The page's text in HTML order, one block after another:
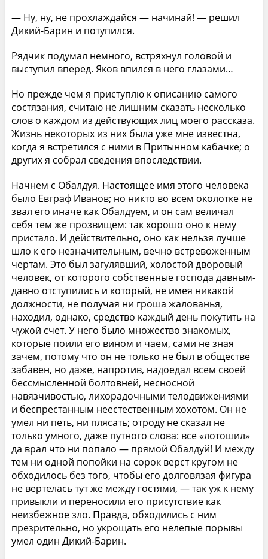
— Ну, ну, не прохлаждайся — начинай! — решил
Дикий-Барин и потупился.
Рядчик подумал немного, встряхнул головой и
выступил вперед. Яков впился в него глазами…
Но прежде чем я приступлю к описанию самого
состязания, считаю не лишним сказать несколько
слов о каждом из действующих лиц моего рассказа.
Жизнь некоторых из них была уже мне известна,
когда я встретился с ними в Притынном кабачке; о
других я собрал сведения впоследствии.
Начнем с Обалдуя. Настоящее имя этого человека
было Евграф Иванов; но никто во всем околотке не
звал его иначе как Обалдуем, и он сам величал
себя тем же прозвищем: так хорошо оно к нему
пристало. И действительно, оно как нельзя лучше
шло к его незначительным, вечно встревоженным
чертам. Это был загулявший, холостой дворовый
человек, от которого собственные господа давным-
давно отступились и который, не имея никакой
должности, не получая ни гроша жалованья,
находил, однако, средство каждый день покутить на
чужой счет. У него было множество знакомых,
которые поили его вином и чаем, сами не зная
зачем, потому что он не только не был в обществе
забавен, но даже, напротив, надоедал всем своей
бессмысленной болтовней, несносной
навязчивостью, лихорадочными телодвижениями
и беспрестанным неестественным хохотом. Он не
умел ни петь, ни плясать; отроду не сказал не
только умного, даже путного слова: все «лотошил»
да врал что ни попало — прямой Обалдуй! И между
тем ни одной попойки на сорок верст кругом не
обходилось без того, чтобы его долговязая фигура
не вертелась тут же между гостями, — так уж к нему
привыкли и переносили его присутствие как
неизбежное зло. Правда, обходились с ним
презрительно, но укрощать его нелепые порывы
умел один Дикий-Барин.